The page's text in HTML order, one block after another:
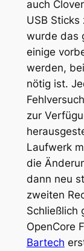
auch
USB
wurde das
einige
werden,
nötig ist.
zur
Laufwerk
die
dann neu
zweiten
Schließlich
OpenCore
Bartech